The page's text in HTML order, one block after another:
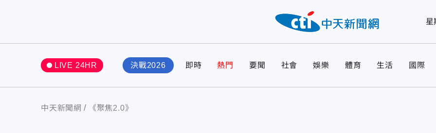
星
LIVE 24HR 決戰2026 即時 熱門 要聞 社會 娛樂 體育 生活 國際
中天新聞網 《聚焦2.0》